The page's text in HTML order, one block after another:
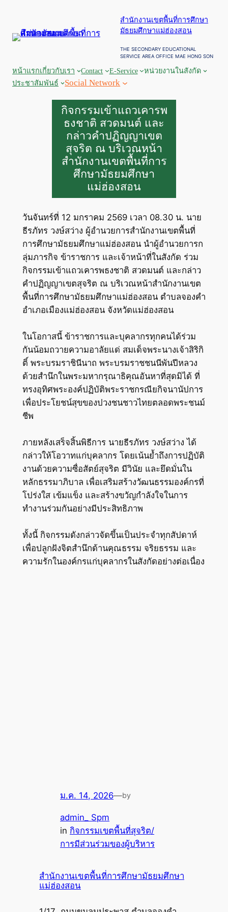
สำนักงานเขตพื้นที่การศึกษา
มัธยมศึกษาแม่ฮ่องสอน
THE SECONDARY EDUCATIONAL
SERVICE AREA OFFICE MAE HONG SON
หน้าแรกเกี่ยวกับเรา Contact E-Service
หน่วยงานในสังกัด
ประชาสัมพันธ์
Social Network
กิจกรรมเข้าแถวเคารพ
ธงชาติ สวดมนต์ และ
กล่าวคำปฏิญญาเขต
สุจริต ณ บริเวณหน้า
สำนักงานเขตพื้นที่การ
ศึกษามัธยมศึกษา
แม่ฮ่องสอน
วันจันทร์ที่ 12 มกราคม 2569 เวลา 08.30 น. นาย
ธีรภัทร วงษ์สว่าง ผู้อำนวยการสำนักงานเขตพื้นที่
การศึกษามัธยมศึกษาแม่ฮ่องสอน นำผู้อำนวยการก
ลุ่มภารกิจ ข้าราชการ และเจ้าหน้าที่ในสังกัด ร่วม
กิจกรรมเข้าแถวเคารพธงชาติ สวดมนต์ และกล่าว
คำปฏิญญาเขตสุจริต ณ บริเวณหน้าสำนักงานเขต
พื้นที่การศึกษามัธยมศึกษาแม่ฮ่องสอน ตำบลจองคำ
อำเภอเมืองแม่ฮ่องสอน จังหวัดแม่ฮ่องสอน
ในโอกาสนี้ ข้าราชการและบุคลากรทุกคนได้ร่วม
กันน้อมถวายความอาลัยแด่ สมเด็จพระนางเจ้าสิริกิ
ติ์ พระบรมราชินีนาถ พระบรมราชชนนีพันปีหลวง
ด้วยสำนึกในพระมหากรุณาธิคุณอันหาที่สุดมิได้ ที่
ทรงอุทิศพระองค์ปฏิบัติพระราชกรณียกิจนานัปการ
เพื่อประโยชน์สุขของปวงชนชาวไทยตลอดพระชนม์
ชีพ
ภายหลังเสร็จสิ้นพิธีการ นายธีรภัทร วงษ์สว่าง ได้
กล่าวให้โอวาทแก่บุคลากร โดยเน้นย้ำถึงการปฏิบัติ
งานด้วยความซื่อสัตย์สุจริต มีวินัย และยึดมั่นใน
หลักธรรมาภิบาล เพื่อเสริมสร้างวัฒนธรรมองค์กรที่
โปร่งใส เข้มแข็ง และสร้างขวัญกำลังใจในการ
ทำงานร่วมกันอย่างมีประสิทธิภาพ
ทั้งนี้ กิจกรรมดังกล่าวจัดขึ้นเป็นประจำทุกสัปดาห์
เพื่อปลูกฝังจิตสำนึกด้านคุณธรรม จริยธรรม และ
ความรักในองค์กรแก่บุคลากรในสังกัดอย่างต่อเนื่อง
ม.ค. 14, 2026—by
admin_ Spm
in กิจกรรมเขตพื้นที่สุจริต/
การมีส่วนร่วมของผู้บริหาร
สำนักงานเขตพื้นที่การศึกษามัธยมศึกษา
แม่ฮ่องสอน